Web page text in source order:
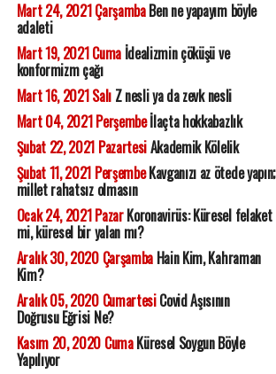
Mart 24, 2021 ÇarşambaBen ne yapayım böyle
adaleti
Mart 19, 2021 Cumaİdealizmin çöküşü ve
konformizm çağı
Mart 16, 2021 SalıZ nesli ya da zevk nesli
Mart 04, 2021 Perşembeİlaçta hokkabazlık
Şubat 22, 2021 PazartesiAkademik Kölelik
Şubat 11, 2021 PerşembeKavganızı az ötede yapın;
millet rahatsız olmasın
Ocak 24, 2021 PazarKoronavirüs: Küresel felaket
mi, küresel bir yalan mı?
Aralık 30, 2020 ÇarşambaHain Kim, Kahraman
Kim?
Aralık 05, 2020 CumartesiCovid Aşısının
Doğrusu Eğrisi Ne?
Kasım 20, 2020 CumaKüresel Soygun Böyle
Yapılıyor